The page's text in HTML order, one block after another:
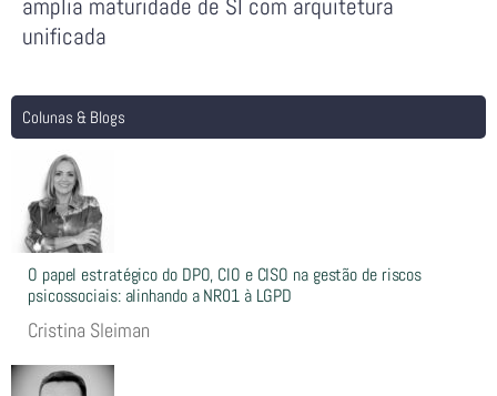
amplia maturidade de SI com arquitetura
unificada
Colunas & Blogs
O papel estratégico do DPO, CIO e CISO na gestão de riscos
psicossociais: alinhando a NR01 à LGPD
Cristina Sleiman